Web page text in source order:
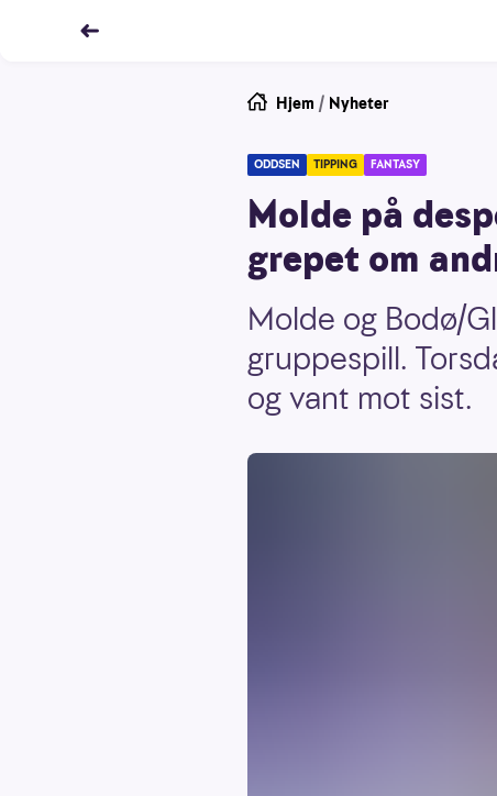
Hjem / Nyheter
ODDSEN TIPPING FANTASY
Molde på
grepet om
Molde og Bodø/
gruppespill.
og vant mot sist.